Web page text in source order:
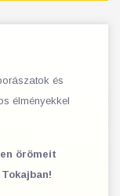
és
élményekkel
örömeit